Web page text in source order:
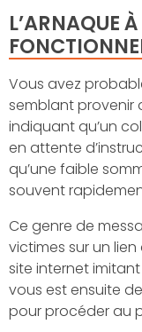
L’ARNAQUE
Vous avez
semblant provenir
indiquant qu’un
en attente
qu’une faible
souvent
Ce genre de
victimes sur un
site internet imitant
vous est ensuite
pour procéder au